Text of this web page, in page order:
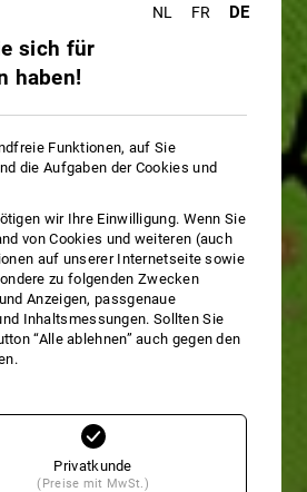
NL FR DE
sich für
haben!
Funktionen, auf Sie
die Aufgaben der Cookies und
wir Ihre Einwilligung. Wenn Sie
von Cookies und weiteren (auch
auf unserer Internetseite sowie
zu folgenden Zwecken
Anzeigen, passgenaue
Inhaltsmessungen. Sollten Sie
“Alle ablehnen” auch gegen den
Privatkunde
(Preise mit MwSt.)